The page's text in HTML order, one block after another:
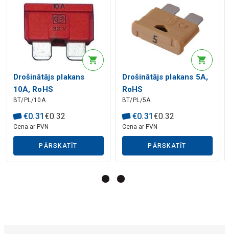
Mākslīgā intelekta apraksts
Mākslīgā intelekta apraksts
Drošinātājs plakans
10A, RoHS
BT/PL/10A
€0.31 €0.32
Cena ar PVN
PĀRSKATĪT
Drošinātājs plakans 5A,
RoHS
BT/PL/5A
€0.31 €0.32
Cena ar PVN
PĀRSKATĪT